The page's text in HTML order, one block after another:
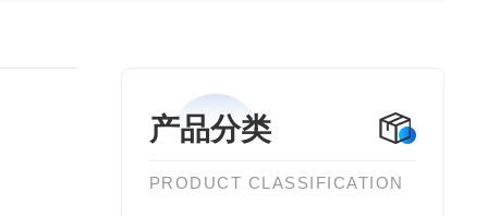
产品分类
PRODUCT CLASSIFICATION